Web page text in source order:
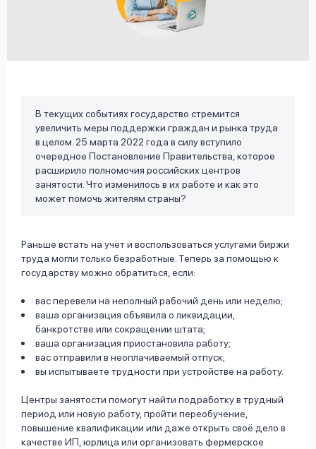
В текущих событиях государство стремится
увеличить меры поддержки граждан и рынка труда
в целом. 25 марта 2022 года в силу вступило
очередное Постановление Правительства, которое
расширило полномочия российских центров
занятости. Что изменилось в их работе и как это
может помочь жителям страны?
Раньше встать на учёт и воспользоваться услугами биржи
труда могли только безработные. Теперь за помощью к
государству можно обратиться, если:
вас перевели на неполный рабочий день или неделю;
ваша организация объявила о ликвидации,
банкротстве или сокращении штата;
ваша организация приостановила работу;
вас отправили в неоплачиваемый отпуск;
вы испытываете трудности при устройстве на работу.
Центры занятости помогут найти подработку в трудный
период или новую работу, пройти переобучение,
повышение квалификации или даже открыть своё дело в
качестве ИП, юрлица или организовать фермерское
Оформить заявку
Войти под другим номером
Ответы
на
вопросы